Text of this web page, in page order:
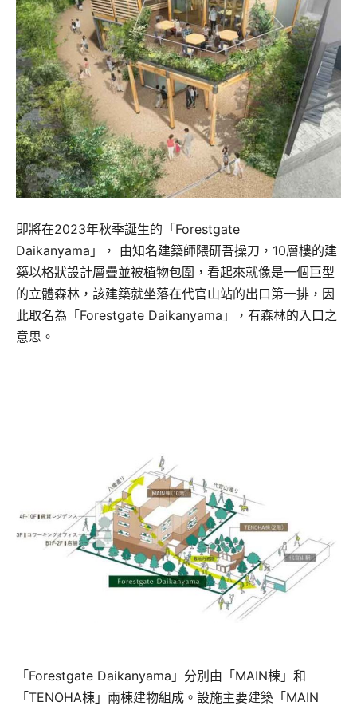
即將在2023年秋季誕生的「Forestgate
Daikanyama」， 由知名建築師隈研吾操刀，10層樓的建
築以格狀設計層疊並被植物包圍，看起來就像是一個巨型
的立體森林，該建築就坐落在代官山站的出口第一排，因
此取名為「Forestgate Daikanyama」，有森林的入口之
意思。
「Forestgate Daikanyama」分別由「MAIN棟」和
「TENOHA棟」兩棟建物組成。設施主要建築「MAIN